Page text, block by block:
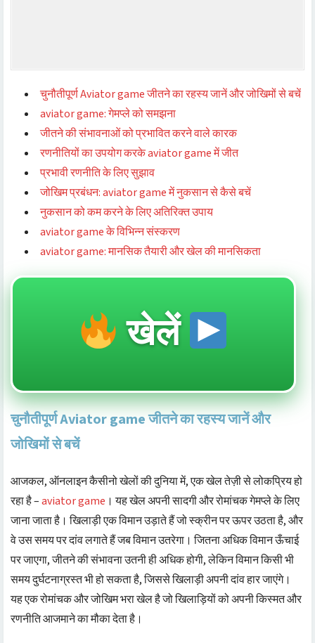
चुनौतीपूर्ण Aviator game जीतने का रहस्य जानें और जोखिमों से बचें
aviator game: गेमप्ले को समझना
जीतने की संभावनाओं को प्रभावित करने वाले कारक
रणनीतियों का उपयोग करके aviator game में जीत
प्रभावी रणनीति के लिए सुझाव
जोखिम प्रबंधन: aviator game में नुकसान से कैसे बचें
नुकसान को कम करने के लिए अतिरिक्त उपाय
aviator game के विभिन्न संस्करण
aviator game: मानसिक तैयारी और खेल की मानसिकता
खेलें
चुनौतीपूर्ण Aviator game जीतने का रहस्य जानें और
जोखिमों से बचें
आजकल, ऑनलाइन कैसीनो खेलों की दुनिया में, एक खेल तेज़ी से लोकप्रिय हो
रहा है –aviator game । यह खेल अपनी सादगी और रोमांचक गेमप्ले के लिए
जाना जाता है। खिलाड़ी एक विमान उड़ाते हैं जो स्क्रीन पर ऊपर उठता है, और
वे उस समय पर दांव लगाते हैं जब विमान उतरेगा। जितना अधिक विमान ऊँचाई
पर जाएगा, जीतने की संभावना उतनी ही अधिक होगी, लेकिन विमान किसी भी
समय दुर्घटनाग्रस्त भी हो सकता है, जिससे खिलाड़ी अपनी दांव हार जाएंगे।
यह एक रोमांचक और जोखिम भरा खेल है जो खिलाड़ियों को अपनी किस्मत और
रणनीति आजमाने का मौका देता है।